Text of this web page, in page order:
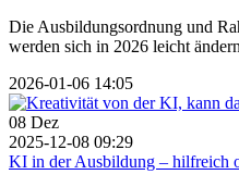
Die Ausbildungsordnung und
werden sich in 2026 leicht
2026-01-06 14:05
08 Dez
2025-12-08 09:29
KI in der Ausbildung – hilfreich